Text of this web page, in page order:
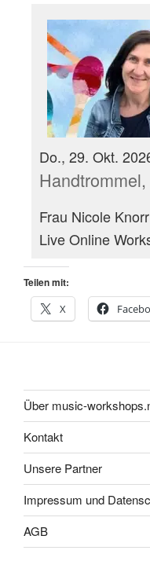
Do., 29. Okt.
Frau Nicole Knorr
Live Online
Teilen mit:
X
Über music-
Kontakt
Unsere Partner
Impressum und
AGB